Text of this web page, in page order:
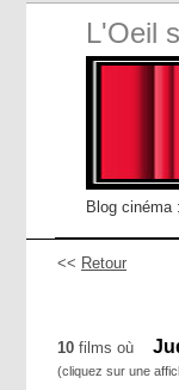
L'Oeil
Blog cinéma
<< Retour
10 films où
(cliquez sur une